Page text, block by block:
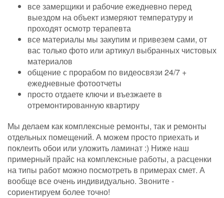
все замерщики и рабочие ежедневно перед
выездом на объект измеряют температуру и
проходят осмотр терапевта
все материалы мы закупим и привезем сами, от
вас только фото или артикул выбранных чистовых
материалов
общение с прорабом по видеосвязи 24/7 +
ежедневные фотоотчеты
просто отдаете ключи и въезжаете в
отремонтированную квартиру
Мы делаем как комплексные ремонты, так и ремонты
отдельных помещений. А можем просто приехать и
поклеить обои или уложить ламинат :) Ниже наш
примерный прайс на комплексные работы, а расценки
на типы работ можно посмотреть в примерах смет. А
вообще все очень индивидуально. Звоните -
сориентируем более точно!